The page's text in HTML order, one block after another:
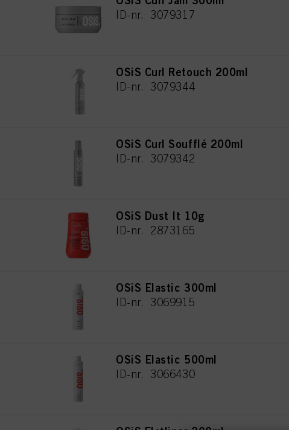
ID-nr. 3079317
OSiS Curl Retouch 200ml
ID-nr. 3079344
OSiS Curl Soufflé 200ml
ID-nr. 3079342
OSiS Dust It 10g
ID-nr. 2873165
OSiS Elastic 300ml
ID-nr. 3069915
OSiS Elastic 500ml
ID-nr. 3066430